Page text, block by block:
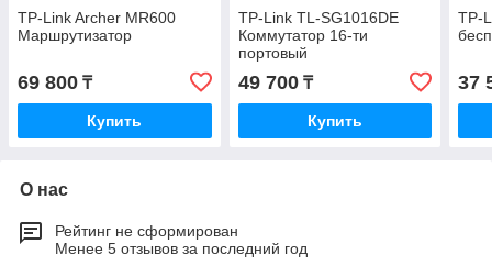
TP-Link Archer MR600
Маршрутизатор
69 800 ₸
Купить
TP-Link TL-SG1016DE
Коммутатор 16-ти
портовый
49 700₸
Купить
TP-
37
О нас
Рейтинг не сформирован
Менее 5 отзывов за последний год